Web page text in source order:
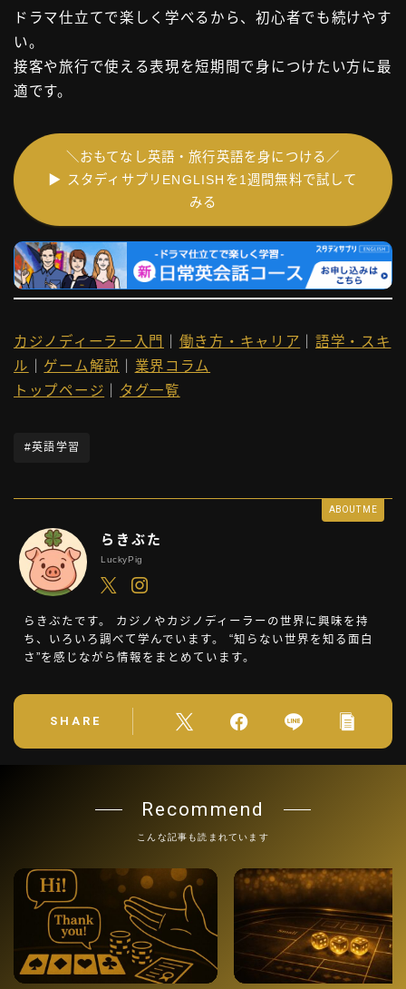
ドラマ仕立てで楽しく学べるから、初心者でも続けやす
い。
接客や旅行で使える表現を短期間で身につけたい方に最
適です。
＼おもてなし英語・旅行英語を身につける／
▶ スタディサプリENGLISHを1週間無料で試して
みる
カジノディーラー入門 働き方・キャリア ｜語学・スキ
ル
ゲーム解説
業界コラム
トップページ
タグ一覧
#英語学習
ABOUT ME
らきぶた
LuckyPig
らきぶたです。 カジノやカジノディーラーの世界に興味を持
ち、いろいろ調べて学んでいます。 “知らない世界を知る面白
さ”を感じながら情報をまとめています。
SHARE
Recommend
こんな記事も読まれています